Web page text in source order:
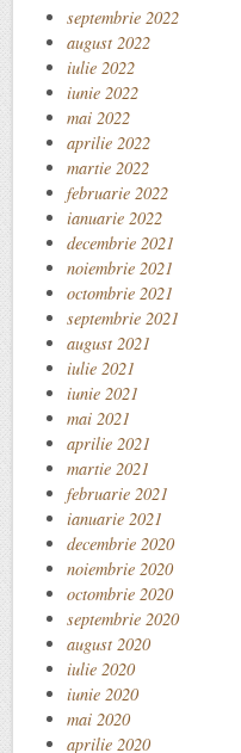
septembrie 2022
august 2022
iulie 2022
iunie 2022
mai 2022
aprilie 2022
martie 2022
februarie 2022
ianuarie 2022
decembrie 2021
noiembrie 2021
octombrie 2021
septembrie 2021
august 2021
iulie 2021
iunie 2021
mai 2021
aprilie 2021
martie 2021
februarie 2021
ianuarie 2021
decembrie 2020
noiembrie 2020
octombrie 2020
septembrie 2020
august 2020
iulie 2020
iunie 2020
mai 2020
aprilie 2020